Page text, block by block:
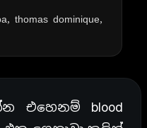
thomas dominique,
එහෙනම් blood